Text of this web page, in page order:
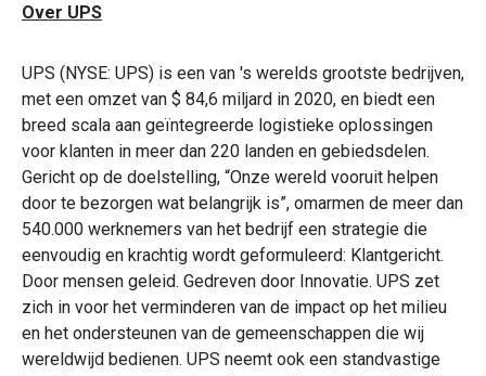
Over UPS
UPS (NYSE: UPS) is een van 's werelds grootste bedrijven,
met een omzet van $ 84,6 miljard in 2020, en biedt een
breed scala aan geïntegreerde logistieke oplossingen
voor klanten in meer dan 220 landen en gebiedsdelen.
Gericht op de doelstelling, “Onze wereld vooruit helpen
door te bezorgen wat belangrijk is”, omarmen de meer dan
540.000 werknemers van het bedrijf een strategie die
eenvoudig en krachtig wordt geformuleerd: Klantgericht.
Door mensen geleid. Gedreven door Innovatie. UPS zet
zich in voor het verminderen van de impact op het milieu
en het ondersteunen van de gemeenschappen die wij
wereldwijd bedienen. UPS neemt ook een standvastige